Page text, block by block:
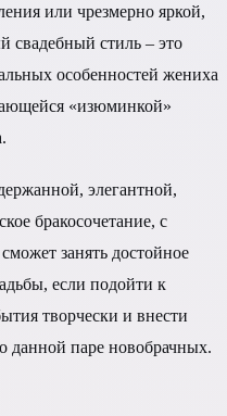
или чрезмерно яркой,
свадебный стиль – это
особенностей жениха
«изюминкой»
элегантной,
бракосочетание, с
занять достойное
если подойти к
творчески и внести
данной паре новобрачных.